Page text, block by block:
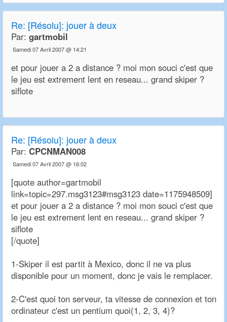
Re: [Résolu]: jouer à deux
Par: gartmobil
Samedi 07 Avril 2007 @ 14:21
et pour jouer a 2 a distance ? moi mon souci c'est que
le jeu est extrement lent en reseau... grand skiper ?
siflote
Re: [Résolu]: jouer à deux
Par: CPCNMAN008
Samedi 07 Avril 2007 @ 16:02
[quote author=gartmobil
link=topic=297.msg3123#msg3123 date=1175948509]
et pour jouer a 2 a distance ? moi mon souci c'est que
le jeu est extrement lent en reseau... grand skiper ?
siflote
[/quote]
1-Skiper il est partit à Mexico, donc il ne va plus
disponible pour un moment, donc je vais le remplacer.
2-C'est quoi ton serveur, ta vitesse de connexion et ton
ordinateur c'est un pentium quoi(1, 2, 3, 4)?